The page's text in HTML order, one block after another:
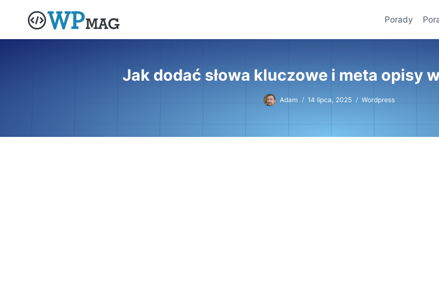
Porady
Jak dodać słowa kluczowe i meta opisy
Adam 14 lipca, 2025 Wordpress